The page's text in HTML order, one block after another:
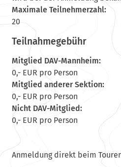
Maximale Teilnehmerzahl:
20
Teilnahmegebühr
Mitglied DAV-Mannheim:
0,- EUR pro Person
Mitglied anderer Sektion:
0,- EUR pro Person
Nicht DAV-Mitglied:
0,- EUR pro Person
Anmeldung direkt beim